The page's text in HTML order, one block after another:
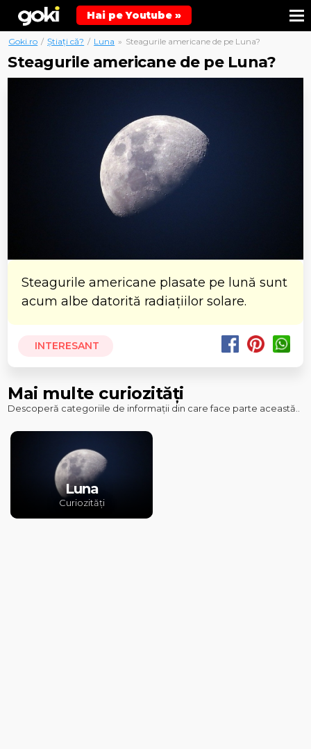
Hai pe Youtube »
Goki.ro / Știați că? / Luna » Steagurile americane de pe Luna?
Steagurile americane de pe Luna?
Steagurile americane plasate pe lună sunt
acum albe datorită radiațiilor solare.
INTERESANT
Mai multe curiozități
Descoperă categoriile de informații din care face parte această..
Luna
Curiozități